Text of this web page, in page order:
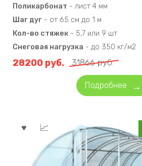
Поликарбонат - лист 4 мм
Шаг дуг - от 65 см до 1 м
Кол-во стяжек - 5,7 или 9 шт
Снеговая нагрузка - до 350 кг/м2
31866руб.
28200 руб.
Подробнее